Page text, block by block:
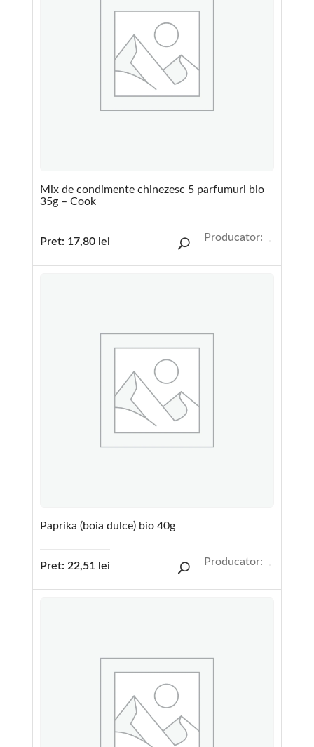
Mix de condimente chinezesc 5 parfumuri bio
35g – Cook
Pret: 17,80 lei Producator:
Paprika (boia dulce) bio 40g
Pret: 22,51 lei Producator: